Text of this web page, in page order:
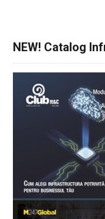
NEW! Catalog